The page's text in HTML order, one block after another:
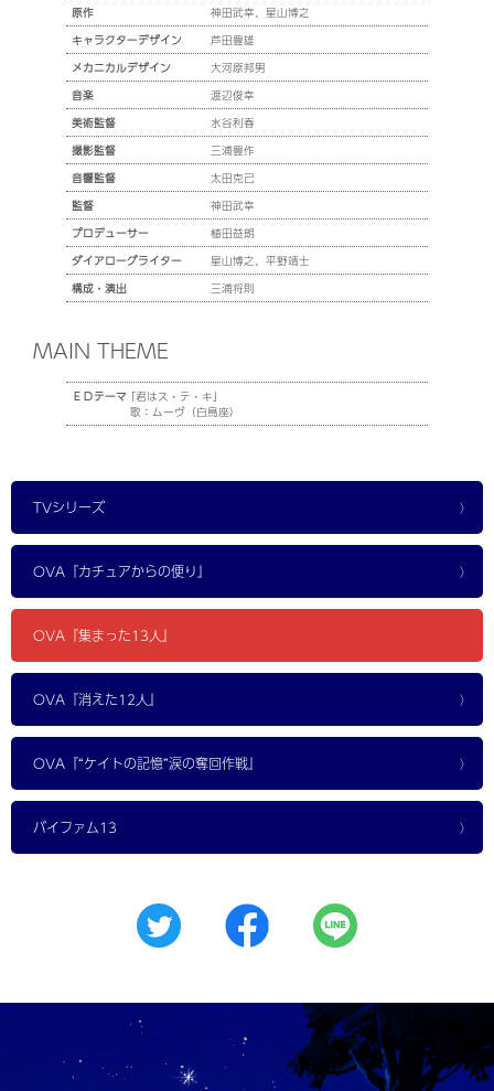
原作
神田武幸、星山博之
キャラクターデザイン
芦田豊雄
メカニカルデザイン
大河原邦男
音楽
渡辺俊幸
美術監督
水谷利春
撮影監督
三浦豊作
音響監督
太田克己
監督
神田武幸
プロデューサー
植田益朗
ダイアローグライター
星山博之、平野靖士
構成・演出
三浦将則
MAIN THEME
ＥＤテーマ ｢君はス・テ・キ｣
歌：ムーヴ（白鳥座）
TVシリーズ
OVA『カチュアからの便り』
OVA『集まった13人』
OVA『消えた12人』
OVA『“ケイトの記憶”涙の奪回作戦』
バイファム13